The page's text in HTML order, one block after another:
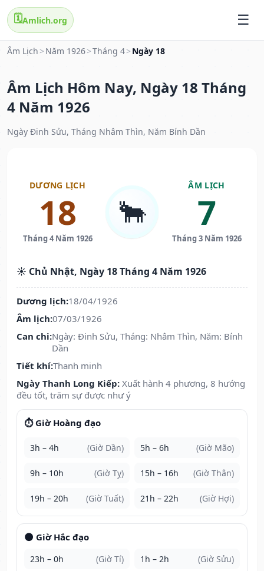
🗓️Amlich.org
Âm Lịch > Năm 1926>Tháng 4> Ngày 18
Âm Lịch Hôm Nay, Ngày 18 Tháng
4 Năm 1926
Ngày Đinh Sửu, Tháng Nhâm Thìn, Năm Bính Dần
DƯƠNG LỊCH
18
Tháng 4 Năm 1926
🐂
ÂM LỊCH
7
Tháng 3 Năm 1926
☀️ Chủ Nhật, Ngày 18 Tháng 4 Năm 1926
Dương lịch:18/04/1926
Âm lịch:07/03/1926
Can chi:Ngày: Đinh Sửu, Tháng: Nhâm Thìn, Năm: Bính
Dần
Tiết khí:Thanh minh
Ngày Thanh Long Kiếp: Xuất hành 4 phương, 8 hướng
đều tốt, trăm sự được như ý
⏱️ Giờ Hoàng đạo
3h – 4h (Giờ Dần) 5h – 6h (Giờ Mão)
9h – 10h (Giờ Tỵ) 15h – 16h (Giờ Thân)
19h – 20h (Giờ Tuất) 21h – 22h (Giờ Hợi)
🌑 Giờ Hắc đạo
23h – 0h (Giờ Tí) 1h – 2h (Giờ Sửu)